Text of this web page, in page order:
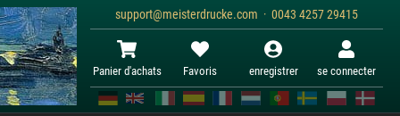
support@meisterdrucke.com · 0043 4257 29415
Panier d'achats Favoris enregistrer se connecter